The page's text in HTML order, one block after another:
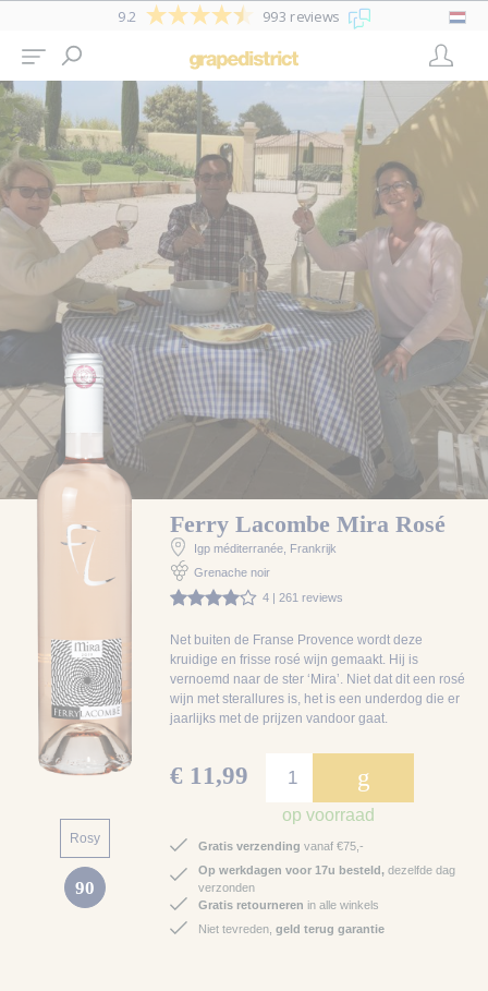
9.2 993 reviews
Rosy
90
Ferry Lacombe Mira Rosé
Igp méditerranée, Frankrijk
Grenache noir
4 | 261 reviews
Net buiten de Franse Provence wordt deze
kruidige en frisse rosé wijn gemaakt. Hij is
vernoemd naar de ster ‘Mira’. Niet dat dit een rosé
wijn met sterallures is, het is een underdog die er
jaarlijks met de prijzen vandoor gaat.
€ 11,99 g
op voorraad
Gratis verzending vanaf €75,-
Op werkdagen voor 17u besteld,dezelfde dag
verzonden
Gratis retourneren in alle winkels
Niet tevreden, geld terug garantie